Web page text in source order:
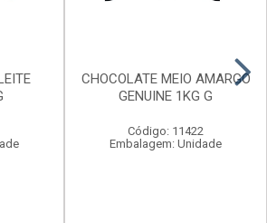
CHOCOLATE MEIO AMARGO
GENUINE 1KG G
Código: 11422
Embalagem: Unidade